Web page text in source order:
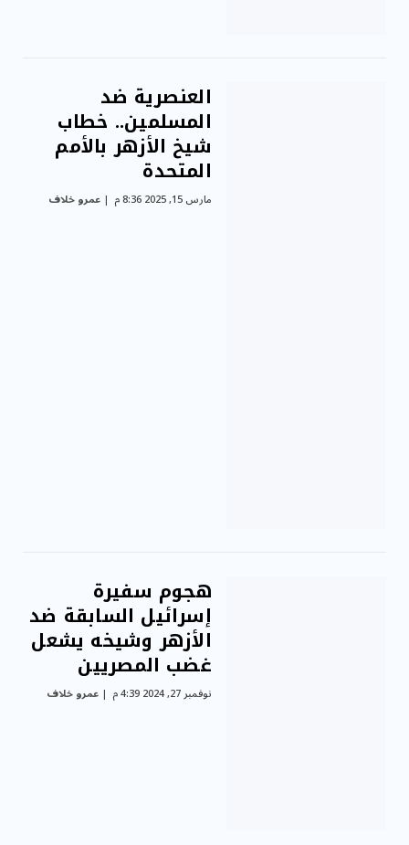
العنصرية ضد
المسلمين.. خطاب
شيخ الأزهر بالأمم
المتحدة
مارس 15, 2025 8:36 م عمرو خلاف
هجوم سفيرة
إسرائيل السابقة ضد
الأزهر وشيخه يشعل
غضب المصريين
نوفمبر 27, 2024 4:39 م عمرو خلاف